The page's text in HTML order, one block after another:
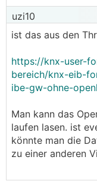
uzi10
ist das aus den
https://knx-user-
bereich/knx-eib-
ibe-gw-ohne-
Man kann das
laufen lasen. ist
könnte man die
zu einer anderen